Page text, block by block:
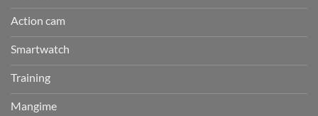
Action cam
Smartwatch
Training
Mangime